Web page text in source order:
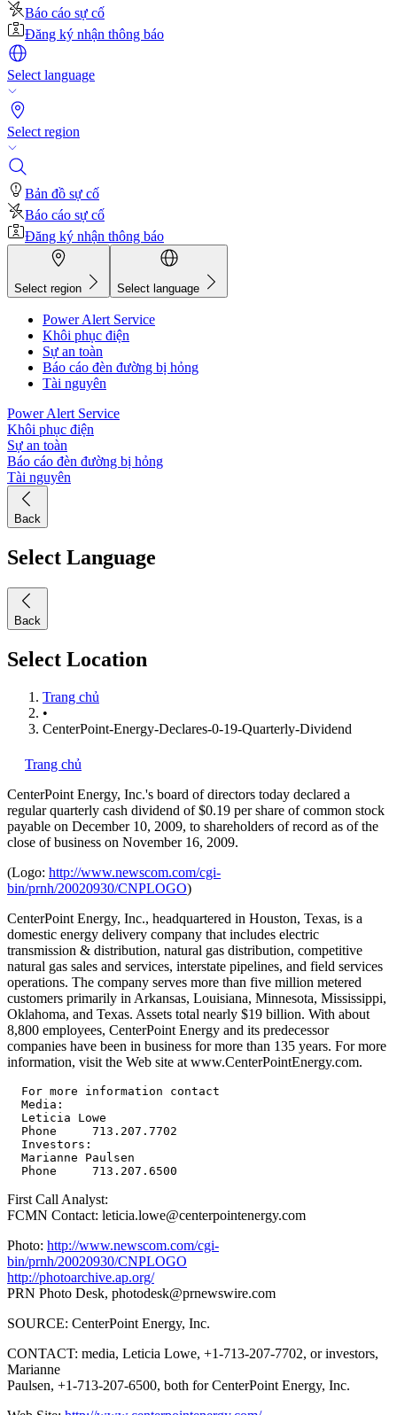
Báo cáo sự cố
Đăng ký nhận thông báo
Select language
Select region
Bản đồ sự cố
Báo cáo sự cố
Đăng ký nhận thông báo
Select region Select language
Power Alert Service
Khôi phục điện
Sự an toàn
Báo cáo đèn đường bị hỏng
Tài nguyên
Power Alert Service
Khôi phục điện
Sự an toàn
Báo cáo đèn đường bị hỏng
Tài nguyên
Back
Select Language
Back
Select Location
Trang chủ
•
CenterPoint-Energy-Declares-0-19-Quarterly-Dividend
Trang chủ
CenterPoint Energy, Inc.'s board of directors today declared a
regular quarterly cash dividend of $0.19 per share of common stock
payable on December 10, 2009, to shareholders of record as of the
close of business on November 16, 2009.
(Logo: http://www.newscom.com/cgi-
bin/prnh/20020930/CNPLOGO)
CenterPoint Energy, Inc., headquartered in Houston, Texas, is a
domestic energy delivery company that includes electric
transmission & distribution, natural gas distribution, competitive
natural gas sales and services, interstate pipelines, and field services
operations. The company serves more than five million metered
customers primarily in Arkansas, Louisiana, Minnesota, Mississippi,
Oklahoma, and Texas. Assets total nearly $19 billion. With about
8,800 employees, CenterPoint Energy and its predecessor
companies have been in business for more than 135 years. For more
information, visit the Web site at www.CenterPointEnergy.com.
  For more information contact
  Media:
  Leticia Lowe
  Phone     713.207.7702
  Investors:
  Marianne Paulsen
First Call Analyst:
FCMN Contact: leticia.lowe@centerpointenergy.com
Photo: http://www.newscom.com/cgi-
bin/prnh/20020930/CNPLOGO
http://photoarchive.ap.org/
PRN Photo Desk, photodesk@prnewswire.com
SOURCE: CenterPoint Energy, Inc.
CONTACT: media, Leticia Lowe, +1-713-207-7702, or investors,
Marianne
Paulsen, +1-713-207-6500, both for CenterPoint Energy, Inc.